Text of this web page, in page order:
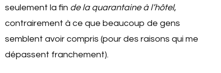
seulement la fin de la quarantaine à l’hôtel,
contrairement à ce que beaucoup de gens
semblent avoir compris (pour des raisons qui me
dépassent franchement).